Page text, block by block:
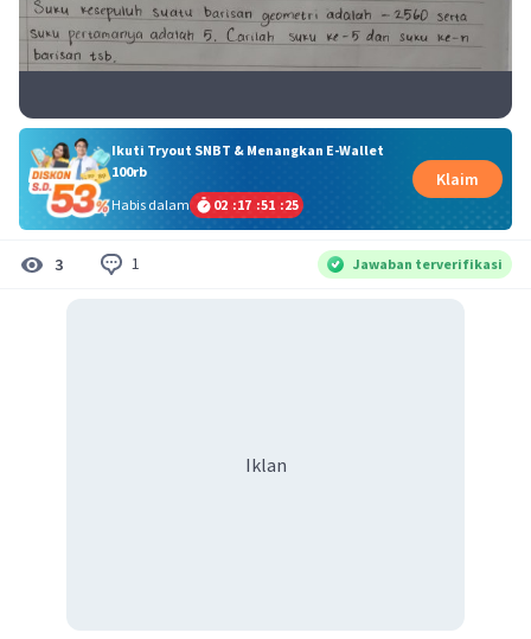
Ikuti Tryout SNBT & Menangkan E-Wallet
100rb
Habis dalam
02 :17 :51 :24
Klaim
3 1 Jawaban terverifikasi
Iklan